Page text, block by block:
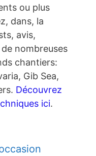
ou plus
dans, la
avis,
nombreuses
chantiers:
Gib Sea,
Découvrez
ici.